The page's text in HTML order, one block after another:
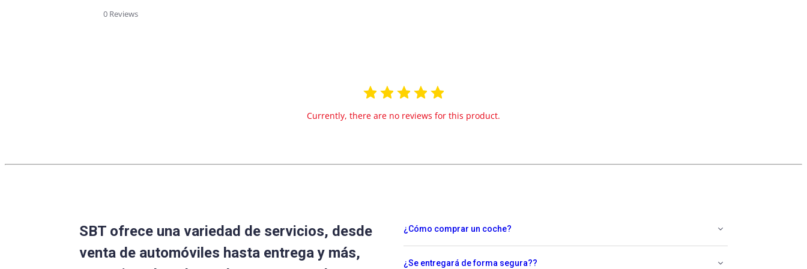
0 Reviews
Currently, there are no reviews for this product.
SBT ofrece una variedad de servicios, desde
venta de automóviles hasta entrega y más,
¿Cómo comprar un coche?
¿Se entregará de forma segura??